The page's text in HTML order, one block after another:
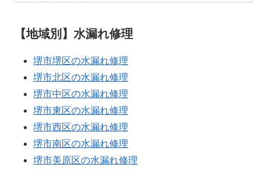
【地域別】水漏れ修理
堺市堺区の水漏れ修理
堺市北区の水漏れ修理
堺市中区の水漏れ修理
堺市東区の水漏れ修理
堺市西区の水漏れ修理
堺市南区の水漏れ修理
堺市美原区の水漏れ修理